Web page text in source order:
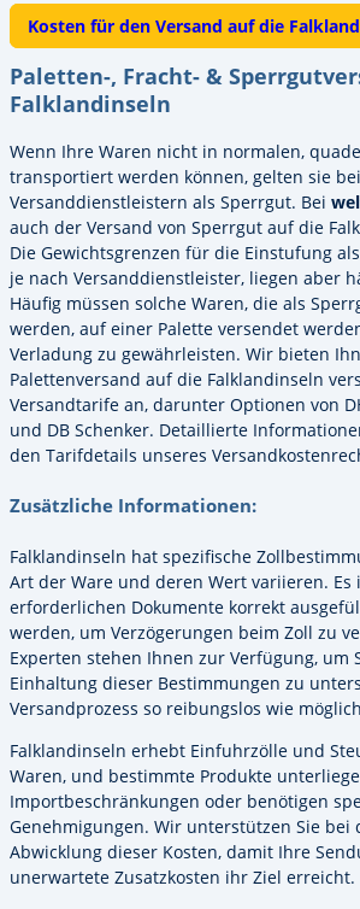
Kosten für den Versand auf die
Paletten-, Fracht- &
Falklandinseln
Wenn Ihre Waren nicht in normalen,
transportiert werden können, gelten sie
Versanddienstleistern als Sperrgut. Bei
auch der Versand von Sperrgut auf die
Die Gewichtsgrenzen für die Einstufung
je nach Versanddienstleister, liegen aber
Häufig müssen solche Waren, die als
werden, auf einer Palette versendet
Verladung zu gewährleisten. Wir bieten
Palettenversand auf die Falklandinseln
Versandtarife an, darunter Optionen von
und DB Schenker. Detaillierte
den Tarifdetails unseres
Zusätzliche Informationen:
Falklandinseln hat spezifische
Art der Ware und deren Wert variieren. Es
erforderlichen Dokumente korrekt
werden, um Verzögerungen beim Zoll zu
Experten stehen Ihnen zur Verfügung, um
Einhaltung dieser Bestimmungen zu
Versandprozess so reibungslos wie
Falklandinseln erhebt Einfuhrzölle und
Waren, und bestimmte Produkte
Importbeschränkungen oder benötigen
Genehmigungen. Wir unterstützen Sie bei
Abwicklung dieser Kosten, damit Ihre
unerwartete Zusatzkosten ihr Ziel erreicht.